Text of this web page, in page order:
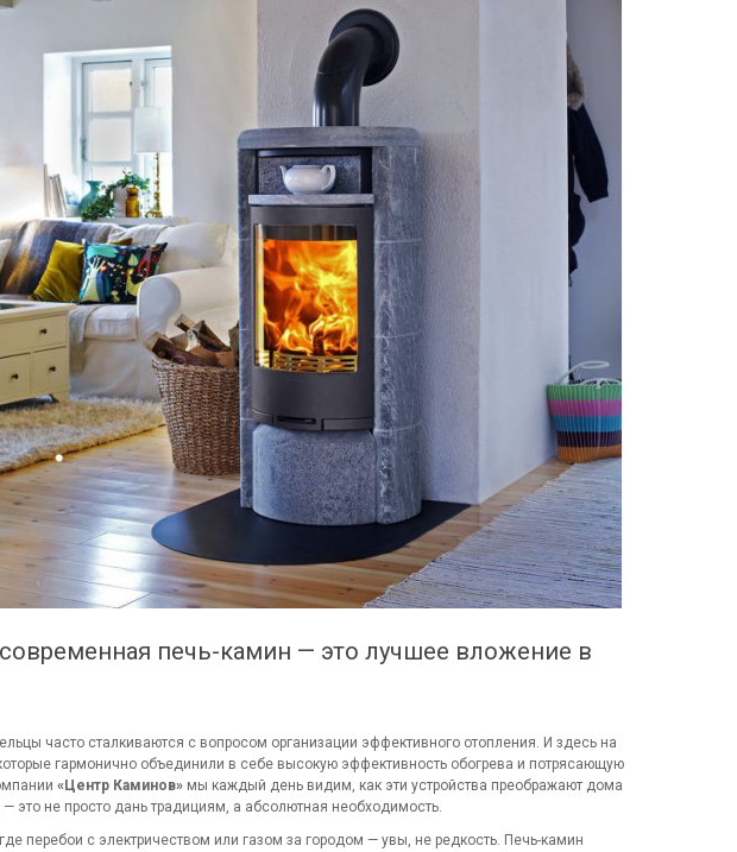
печь-камин — это лучшее вложение в
часто сталкиваются с вопросом организации эффективного отопления. И здесь на
гармонично объединили в себе высокую эффективность обогрева и потрясающую
«Центр Каминов» мы каждый день видим, как эти устройства преображают дома
это не просто дань традициям, а абсолютная необходимость.
перебои с электричеством или газом за городом — увы, не редкость. Печь-камин